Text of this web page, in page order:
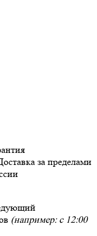
за пределами
(например: с 12:00